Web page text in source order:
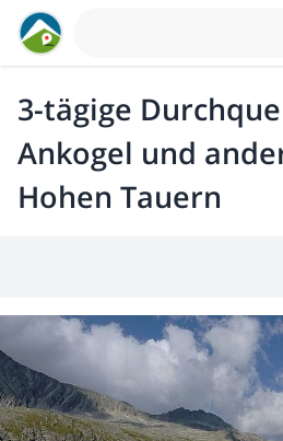
3-tägige
Ankogel und
Hohen Tauern